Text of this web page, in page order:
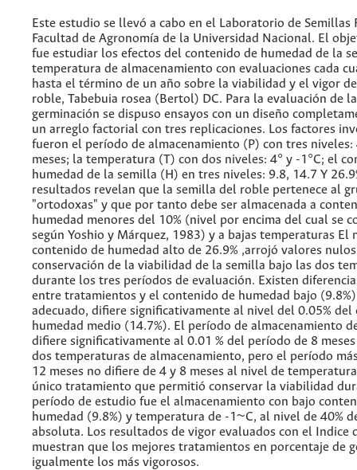
Este estudio se llevó a cabo en el Laboratorio de Semillas
Facultad de Agronomía de la Universidad Nacional. El
fue estudiar los efectos del contenido de humedad de la
temperatura de almacenamiento con evaluaciones cada
hasta el término de un año sobre la viabilidad y el vigor
roble, Tabebuia rosea (Bertol) DC. Para la evaluación de
germinación se dispuso ensayos con un diseño
un arreglo factorial con tres replicaciones. Los factores
fueron el período de almacenamiento (P) con tres niveles:
meses; la temperatura (T) con dos niveles: 4° y -1°C; el
humedad de la semilla (H) en tres niveles: 9.8, 14.7 Y
resultados revelan que la semilla del roble pertenece al
"ortodoxas" y que por tanto debe ser almacenada a
humedad menores del 10% (nivel por encima del cual se
según Yoshio y Márquez, 1983) y a bajas temperaturas El
contenido de humedad alto de 26.9% ,arrojó valores
conservación de la viabilidad de la semilla bajo las dos
durante los tres períodos de evaluación. Existen
entre tratamientos y el contenido de humedad bajo
adecuado, difiere significativamente al nivel del 0.05% del
humedad medio (14.7%). El período de almacenamiento
difiere significativamente al 0.01 % del período de 8
dos temperaturas de almacenamiento, pero el período
12 meses no difiere de 4 y 8 meses al nivel de
único tratamiento que permitió conservar la viabilidad
período de estudio fue el almacenamiento con bajo
humedad (9.8%) y temperatura de -1~C, al nivel de 40%
absoluta. Los resultados de vigor evaluados con el Indice
muestran que los mejores tratamientos en porcentaje de
igualmente los más vigorosos.